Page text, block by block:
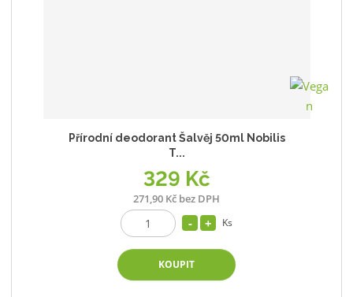
Přírodní deodorant Šalvěj 50ml Nobilis
T...
329 Kč
271,90 Kč bez DPH
Ks
KOUPIT